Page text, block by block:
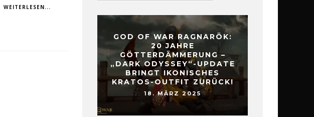
WEITERLESEN...
GOD OF WAR RAGNARÖK:
20 JAHRE
GÖTTERDÄMMERUNG –
„DARK ODYSSEY“-UPDATE
BRINGT IKONISCHES
KRATOS-OUTFIT ZURÜCK!
18. MÄRZ 2025